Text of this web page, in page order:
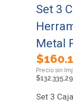
Set 3
Metal
$
$132.335,29
Set 3